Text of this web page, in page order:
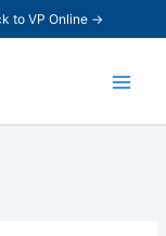
to VP Online →